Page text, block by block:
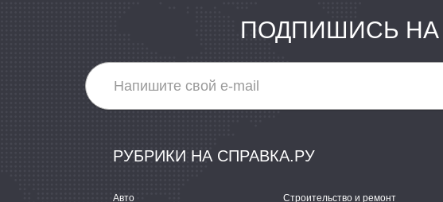
ПОДПИШИСЬ
РУБРИКИ НА СПРАВКА.РУ
Авто Строительство и ремонт